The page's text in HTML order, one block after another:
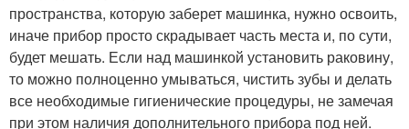
пространства, которую заберет машинка, нужно освоить,
иначе прибор просто скрадывает часть места и, по сути,
будет мешать. Если над машинкой установить раковину,
то можно полноценно умываться, чистить зубы и делать
все необходимые гигиенические процедуры, не замечая
при этом наличия дополнительного прибора под ней.